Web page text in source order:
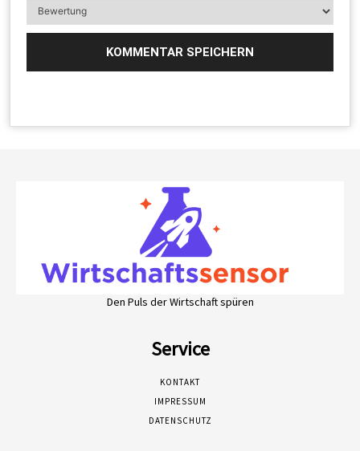
Den Puls der Wirtschaft spüren
Service
KONTAKT
IMPRESSUM
DATENSCHUTZ